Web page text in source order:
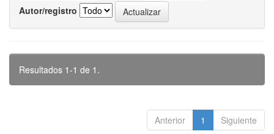
Autor/registro
Resultados 1-1 de 1.
Anterior 1 Siguiente